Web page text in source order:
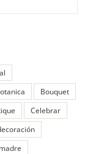
Bouquet
Celebrar